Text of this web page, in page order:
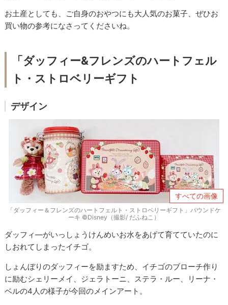
お土産としても、ご自身のおやつにも大人気のお菓子、ぜひお
買い物の参考になさってくださいね。
「ダッフィー&フレンズのハートフェル
ト・ストロベリーギフト
デザイン
すべての画像
「ダッフィー＆フレンズのハートフェルト・ストロベリーギフト」パウンドケ
ーキ ©Disney（撮影/ だふねこ）
ダッフィ―がいっしょうけんめいお水をあげて育てていたのに
しおれてしまったイチゴ。
しょんぼりのダッフィーを励ますため、イチゴのブローチ作り
に励むシェリーメイ、ジェラトーニ、ステラ・ルー、リーナ・
ベルの4人の様子が今回のメインアート。